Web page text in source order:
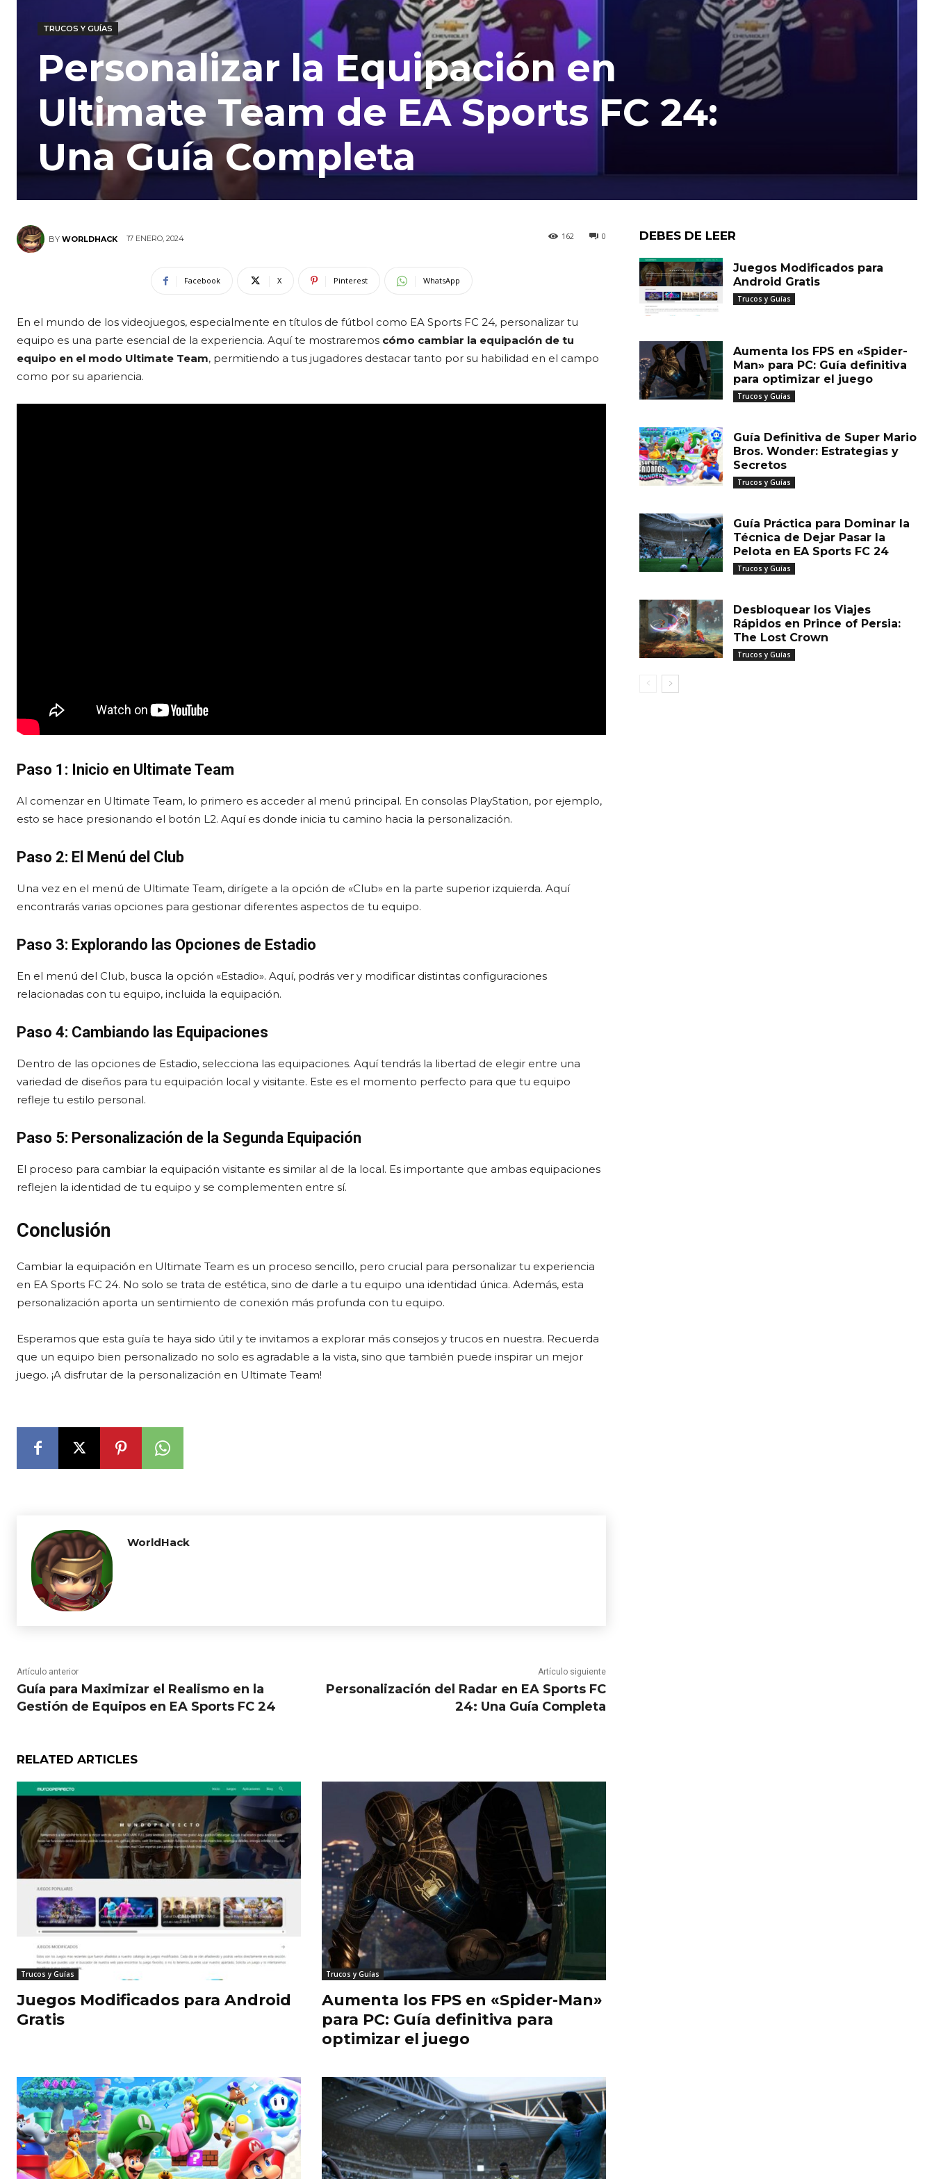
TRUCOS Y GUÍAS
Personalizar la Equipación en
Ultimate Team de EA Sports FC 24:
Una Guía Completa
BY WORLDHACK 17 ENERO, 2024 0
162
Facebook X Pinterest WhatsApp
En el mundo de los videojuegos, especialmente en títulos de fútbol como EA Sports FC 24, personalizar tu
equipo es una parte esencial de la experiencia. Aquí te mostraremos cómo cambiar la equipación de tu
equipo en el modo Ultimate Team, permitiendo a tus jugadores destacar tanto por su habilidad en el campo
como por su apariencia.
Paso 1: Inicio en Ultimate Team
Al comenzar en Ultimate Team, lo primero es acceder al menú principal. En consolas PlayStation, por ejemplo,
esto se hace presionando el botón L2. Aquí es donde inicia tu camino hacia la personalización.
Paso 2: El Menú del Club
Una vez en el menú de Ultimate Team, dirígete a la opción de «Club» en la parte superior izquierda. Aquí
encontrarás varias opciones para gestionar diferentes aspectos de tu equipo.
Paso 3: Explorando las Opciones de Estadio
En el menú del Club, busca la opción «Estadio». Aquí, podrás ver y modificar distintas configuraciones
relacionadas con tu equipo, incluida la equipación.
Paso 4: Cambiando las Equipaciones
Dentro de las opciones de Estadio, selecciona las equipaciones. Aquí tendrás la libertad de elegir entre una
variedad de diseños para tu equipación local y visitante. Este es el momento perfecto para que tu equipo
refleje tu estilo personal.
Paso 5: Personalización de la Segunda Equipación
El proceso para cambiar la equipación visitante es similar al de la local. Es importante que ambas equipaciones
reflejen la identidad de tu equipo y se complementen entre sí.
Conclusión
Cambiar la equipación en Ultimate Team es un proceso sencillo, pero crucial para personalizar tu experiencia
en EA Sports FC 24. No solo se trata de estética, sino de darle a tu equipo una identidad única. Además, esta
personalización aporta un sentimiento de conexión más profunda con tu equipo.
Esperamos que esta guía te haya sido útil y te invitamos a explorar más consejos y trucos en nuestra. Recuerda
que un equipo bien personalizado no solo es agradable a la vista, sino que también puede inspirar un mejor
juego. ¡A disfrutar de la personalización en Ultimate Team!
WorldHack
Artículo anterior
Guía para Maximizar el Realismo en la
Gestión de Equipos en EA Sports FC 24
Artículo siguiente
Personalización del Radar en EA Sports FC
24: Una Guía Completa
RELATED ARTICLES
Trucos y Guías
Juegos Modificados para Android
Gratis
Trucos y Guías
Aumenta los FPS en «Spider-Man»
para PC: Guía definitiva para
optimizar el juego
DEBES DE LEER
Juegos Modificados para
Android Gratis
Trucos y Guías
Aumenta los FPS en «Spider-
Man» para PC: Guía definitiva
para optimizar el juego
Trucos y Guías
Guía Definitiva de Super Mario
Bros. Wonder: Estrategias y
Secretos
Trucos y Guías
Guía Práctica para Dominar la
Técnica de Dejar Pasar la
Pelota en EA Sports FC 24
Trucos y Guías
Desbloquear los Viajes
Rápidos en Prince of Persia:
The Lost Crown
Trucos y Guías